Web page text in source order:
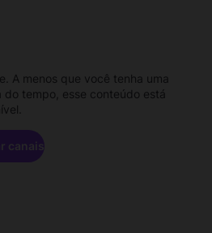
A menos que você tenha uma
do tempo, esse conteúdo está
canais